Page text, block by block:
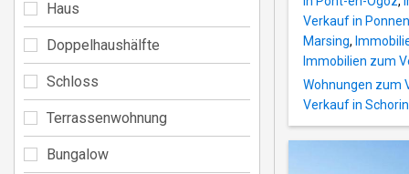
Verkauf in
Marsing,
Immobilien zum
Wohnungen zum
Verkauf in
Haus
Doppelhaushälfte
Schloss
Terrassenwohnung
Bungalow